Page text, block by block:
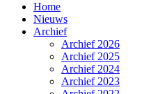
Home
Nieuws
Archief
Archief 2026
Archief 2025
Archief 2024
Archief 2023